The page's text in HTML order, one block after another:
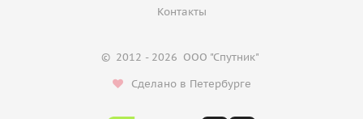
Контакты
© 2012 - 2026 ООО "Спутник"
Сделано в Петербурге